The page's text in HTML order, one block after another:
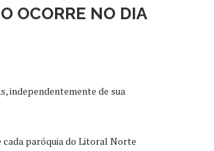
OCORRE NO DIA
independentemente de sua
cada paróquia do Litoral Norte